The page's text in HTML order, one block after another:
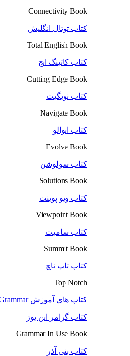
Connectivity Book
کتاب توتال انگلیش
Total English Book
کتاب کاتینگ ایج
Cutting Edge Book
کتاب نویگیت
Navigate Book
کتاب ایوالو
Evolve Book
کتاب سولوشن
Solutions Book
کتاب ویو پوینت
Viewpoint Book
کتاب سامیت
Summit Book
کتاب تاپ ناچ
Top Notch
کتاب های آموزش Grammar
کتاب گرامر این یوز
Grammar In Use Book
کتاب بتی آذر